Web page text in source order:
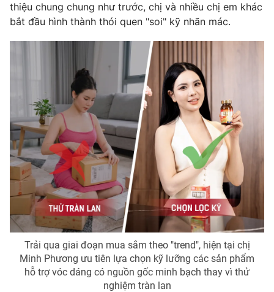
Emagazine Podcast
Infographic
Shorts video
VTV Money VTV Thể thao
VTV Sức khoẻ Bất động sản
Thị trường 24h Tấm lòng Việt
VTV4 Vươn mình bằng AI
VTV9 VTV8
thiệu chung chung như trước, chị và nhiều chị em khác
bắt đầu hình thành thói quen "soi" kỹ nhãn mác.
Trải qua giai đoạn mua sắm theo "trend", hiện tại chị
Minh Phương ưu tiên lựa chọn kỹ lưỡng các sản phẩm
hỗ trợ vóc dáng có nguồn gốc minh bạch thay vì thử
nghiệm tràn lan